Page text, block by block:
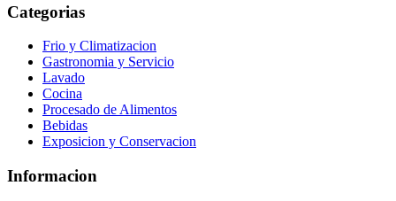
Categorias
Frio y Climatizacion
Gastronomia y Servicio
Lavado
Cocina
Procesado de Alimentos
Bebidas
Exposicion y Conservacion
Informacion